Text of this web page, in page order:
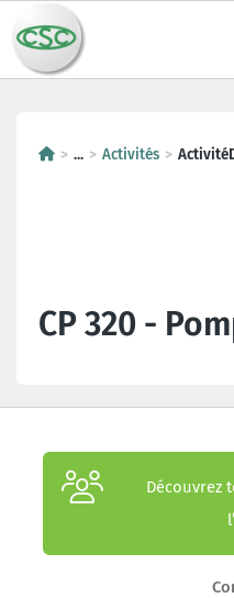
... Activités
CP 320 -
Découvrez